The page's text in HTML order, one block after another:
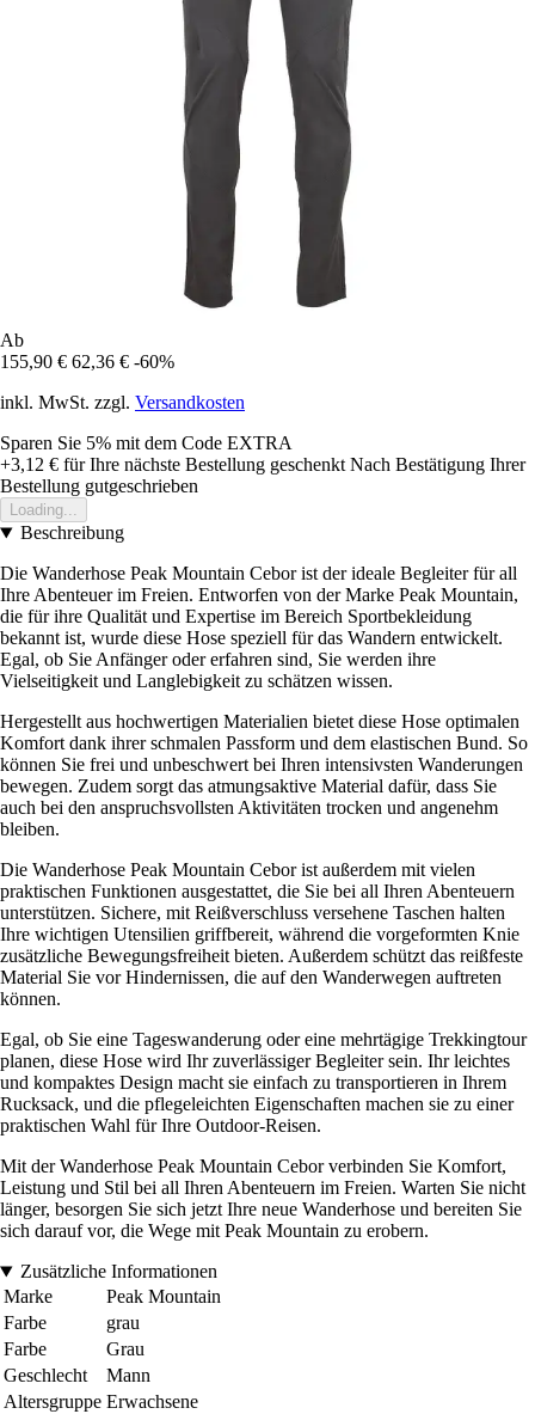
Ab
155,90 € 62,36 € -60%
inkl. MwSt. zzgl. Versandkosten
Sparen Sie 5% mit dem Code EXTRA
+3,12 € für Ihre nächste Bestellung geschenkt Nach Bestätigung Ihrer
Bestellung gutgeschrieben
Loading...
Beschreibung
Die Wanderhose Peak Mountain Cebor ist der ideale Begleiter für all
Ihre Abenteuer im Freien. Entworfen von der Marke Peak Mountain,
die für ihre Qualität und Expertise im Bereich Sportbekleidung
bekannt ist, wurde diese Hose speziell für das Wandern entwickelt.
Egal, ob Sie Anfänger oder erfahren sind, Sie werden ihre
Vielseitigkeit und Langlebigkeit zu schätzen wissen.
Hergestellt aus hochwertigen Materialien bietet diese Hose optimalen
Komfort dank ihrer schmalen Passform und dem elastischen Bund. So
können Sie frei und unbeschwert bei Ihren intensivsten Wanderungen
bewegen. Zudem sorgt das atmungsaktive Material dafür, dass Sie
auch bei den anspruchsvollsten Aktivitäten trocken und angenehm
bleiben.
Die Wanderhose Peak Mountain Cebor ist außerdem mit vielen
praktischen Funktionen ausgestattet, die Sie bei all Ihren Abenteuern
unterstützen. Sichere, mit Reißverschluss versehene Taschen halten
Ihre wichtigen Utensilien griffbereit, während die vorgeformten Knie
zusätzliche Bewegungsfreiheit bieten. Außerdem schützt das reißfeste
Material Sie vor Hindernissen, die auf den Wanderwegen auftreten
können.
Egal, ob Sie eine Tageswanderung oder eine mehrtägige Trekkingtour
planen, diese Hose wird Ihr zuverlässiger Begleiter sein. Ihr leichtes
und kompaktes Design macht sie einfach zu transportieren in Ihrem
Rucksack, und die pflegeleichten Eigenschaften machen sie zu einer
praktischen Wahl für Ihre Outdoor-Reisen.
Mit der Wanderhose Peak Mountain Cebor verbinden Sie Komfort,
Leistung und Stil bei all Ihren Abenteuern im Freien. Warten Sie nicht
länger, besorgen Sie sich jetzt Ihre neue Wanderhose und bereiten Sie
sich darauf vor, die Wege mit Peak Mountain zu erobern.
Zusätzliche Informationen
Marke
Peak Mountain
Farbe
grau
Farbe
Grau
Geschlecht
Mann
Altersgruppe Erwachsene